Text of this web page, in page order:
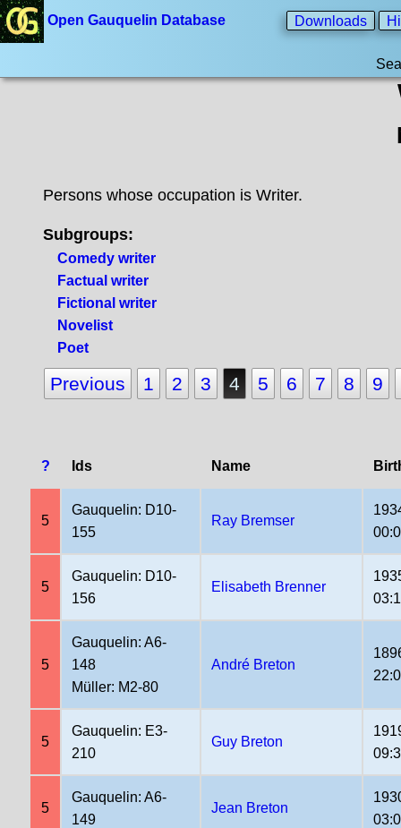
Open Gauquelin Database Downloads
Persons whose occupation is Writer.
Subgroups:
Comedy writer
Factual writer
Fictional writer
Novelist
Poet
Previous 1 2 3 4 5 6 7 8 9
? Ids Name
5
Gauquelin: D10-
155
Ray Bremser
5
Gauquelin: D10-
156
Elisabeth Brenner
5
Gauquelin: A6-
148
Müller: M2-80
André Breton
5
Gauquelin: E3-
210
Guy Breton
5
Gauquelin: A6-
149
Jean Breton